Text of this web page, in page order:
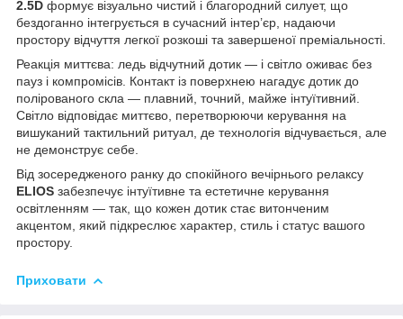
2.5D формує візуально чистий і благородний силует, що
бездоганно інтегрується в сучасний інтер’єр, надаючи
простору відчуття легкої розкоші та завершеної преміальності.
Реакція миттєва: ледь відчутний дотик — і світло оживає без
пауз і компромісів. Контакт із поверхнею нагадує дотик до
полірованого скла — плавний, точний, майже інтуїтивний.
Світло відповідає миттєво, перетворюючи керування на
вишуканий тактильний ритуал, де технологія відчувається, але
не демонструє себе.
Від зосередженого ранку до спокійного вечірнього релаксу
ELIOS забезпечує інтуїтивне та естетичне керування
освітленням — так, що кожен дотик стає витонченим
акцентом, який підкреслює характер, стиль і статус вашого
простору.
Приховати